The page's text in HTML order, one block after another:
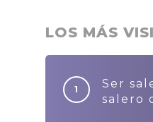
LOS MÁS
Ser
salero